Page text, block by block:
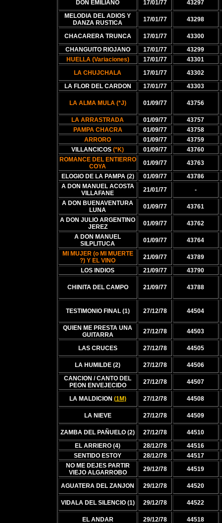
DON EMILIANO
17/01/77
43297
MELODIA DEL ADIOS Y
DANZA RUSTICA
17/01/77 43298
CHACARERA TRUNCA 17/01/77
43300
CHANGUITO RIOJANO
17/01/77
43299
HUELLA (Variaciones)
17/01/77
43301
LA CHUJCHALA
17/01/77
43302
LA FLOR DEL CARDON
17/01/77 43303
LA ALMA MULA (*J) 01/09/77 43756
LA ARRASTRADA 01/09/77
43757
PAMPA CHACRA
01/09/77
43758
ARRORO
01/09/77
43759
VILLANCICOS (*K) 01/09/77
43760
ROMANCE DEL ENTIERRO
COYA
01/09/77
43763
ELOGIO DE LA PAMPA (2)
01/09/77
43786
A DON MANUEL ACOSTA
VILLAFANE
21/01/77
-
A DON BUENAVENTURA
LUNA
01/09/77
43761
A DON JULIO ARGENTINO
JEREZ
01/09/77
43762
A DON MANUEL
SILPLITUCA
01/09/77
43764
MI MUJER (o MI MUERTE
?) Y EL VINO
21/09/77
43789
LOS INDIOS
21/09/77 43790
CHINITA DEL CAMPO 21/09/77 43788
TESTIMONIO FINAL (1) 27/12/78 44504
QUIEN ME PRESTA UNA
GUITARRA
27/12/78 44503
LAS CRUCES 27/12/78 44505
LA HUMILDE (2) 27/12/78
44506
CANCION / CANTO DEL
PEON ENVEJECIDO
27/12/78 44507
LA MALDICION (1M) 27/12/78 44508
LA NIEVE 27/12/78 44509
ZAMBA DEL PAÑUELO (2) 27/12/78
44510
EL ARRIERO (4)
28/12/78
44516
SENTIDO ESTOY
28/12/78
44517
NO ME DEJES PARTIR
VIEJO ALGARROBO
29/12/78 44519
AGUATERA DEL ZANJON 29/12/78 44520
VIDALA DEL SILENCIO (1) 29/12/78 44522
EL ANDAR 29/12/78 44518